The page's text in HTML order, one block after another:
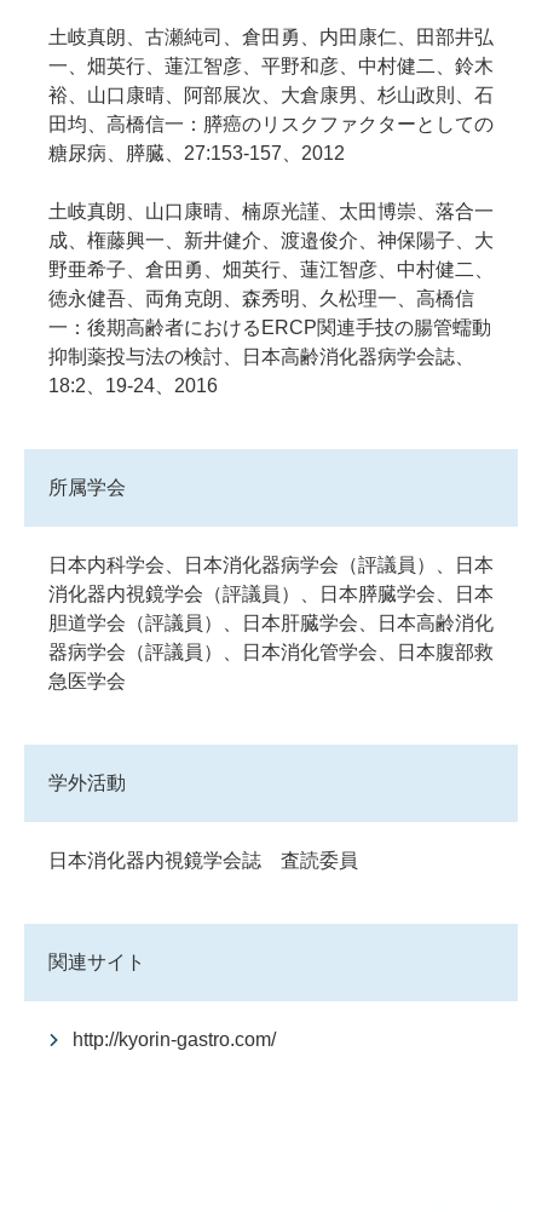
土岐真朗、古瀬純司、倉田勇、内田康仁、田部井弘
一、畑英行、蓮江智彦、平野和彦、中村健二、鈴木
裕、山口康晴、阿部展次、大倉康男、杉山政則、石
田均、高橋信一：膵癌のリスクファクターとしての
糖尿病、膵臓、27:153-157、2012
土岐真朗、山口康晴、楠原光謹、太田博崇、落合一
成、権藤興一、新井健介、渡邉俊介、神保陽子、大
野亜希子、倉田勇、畑英行、蓮江智彦、中村健二、
徳永健吾、両角克朗、森秀明、久松理一、高橋信
一：後期高齢者におけるERCP関連手技の腸管蠕動
抑制薬投与法の検討、日本高齢消化器病学会誌、
18:2、19-24、2016
所属学会
日本内科学会、日本消化器病学会（評議員）、日本
消化器内視鏡学会（評議員）、日本膵臓学会、日本
胆道学会（評議員）、日本肝臓学会、日本高齢消化
器病学会（評議員）、日本消化管学会、日本腹部救
急医学会
学外活動
日本消化器内視鏡学会誌 査読委員
関連サイト
http://kyorin-gastro.com/